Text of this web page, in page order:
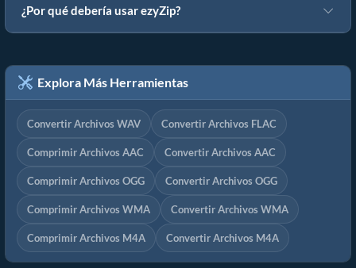
¿Por qué debería usar ezyZip?
Explora Más Herramientas
Convertir Archivos WAV Convertir Archivos FLAC
Comprimir Archivos AAC Convertir Archivos AAC
Comprimir Archivos OGG Convertir Archivos OGG
Comprimir Archivos WMA Convertir Archivos WMA
Comprimir Archivos M4A Convertir Archivos M4A